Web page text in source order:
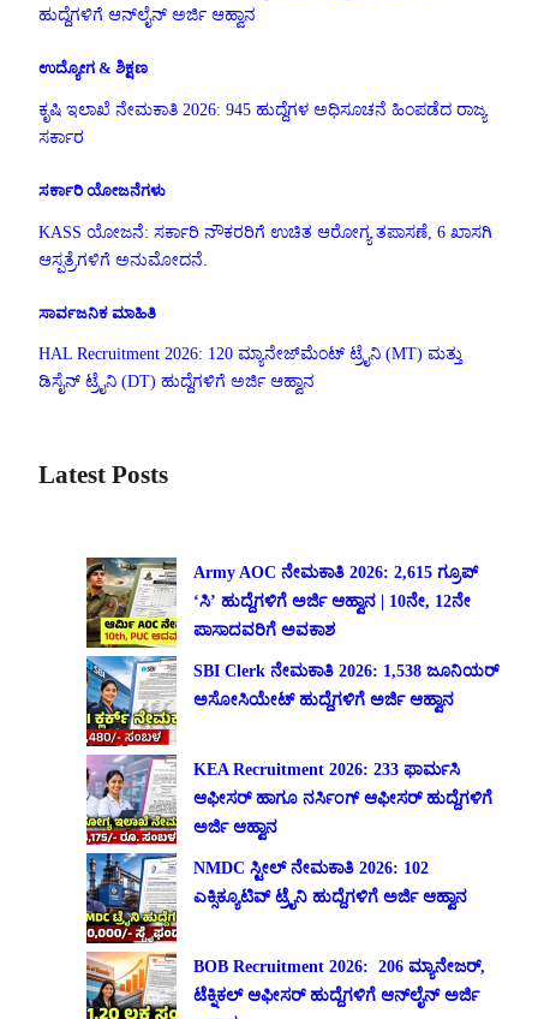
ಹುದ್ದೆಗಳಿಗೆ ಆನ್‌ಲೈನ್ ಅರ್ಜಿ ಆಹ್ವಾನ
ಉದ್ಯೋಗ & ಶಿಕ್ಷಣ
ಕೃಷಿ ಇಲಾಖೆ ನೇಮಕಾತಿ 2026: 945 ಹುದ್ದೆಗಳ ಅಧಿಸೂಚನೆ ಹಿಂಪಡೆದ ರಾಜ್ಯ
ಸರ್ಕಾರ
ಸರ್ಕಾರಿ ಯೋಜನೆಗಳು
KASS ಯೋಜನೆ: ಸರ್ಕಾರಿ ನೌಕರರಿಗೆ ಉಚಿತ ಆರೋಗ್ಯ ತಪಾಸಣೆ, 6 ಖಾಸಗಿ
ಆಸ್ಪತ್ರೆಗಳಿಗೆ ಅನುಮೋದನೆ.
ಸಾರ್ವಜನಿಕ ಮಾಹಿತಿ
HAL Recruitment 2026: 120 ಮ್ಯಾನೇಜ್‌ಮೆಂಟ್ ಟ್ರೈನಿ (MT) ಮತ್ತು
ಡಿಸೈನ್ ಟ್ರೈನಿ (DT) ಹುದ್ದೆಗಳಿಗೆ ಅರ್ಜಿ ಆಹ್ವಾನ
Latest Posts
Army AOC ನೇಮಕಾತಿ 2026: 2,615 ಗ್ರೂಪ್
‘ಸಿ’ ಹುದ್ದೆಗಳಿಗೆ ಅರ್ಜಿ ಆಹ್ವಾನ | 10ನೇ, 12ನೇ
ಪಾಸಾದವರಿಗೆ ಅವಕಾಶ
SBI Clerk ನೇಮಕಾತಿ 2026: 1,538 ಜೂನಿಯರ್
ಅಸೋಸಿಯೇಟ್ ಹುದ್ದೆಗಳಿಗೆ ಅರ್ಜಿ ಆಹ್ವಾನ
KEA Recruitment 2026: 233 ಫಾರ್ಮಸಿ
ಆಫೀಸರ್ ಹಾಗೂ ನರ್ಸಿಂಗ್ ಆಫೀಸರ್ ಹುದ್ದೆಗಳಿಗೆ
ಅರ್ಜಿ ಆಹ್ವಾನ
NMDC ಸ್ಟೀಲ್ ನೇಮಕಾತಿ 2026: 102
ಎಕ್ಸಿಕ್ಯೂಟಿವ್ ಟ್ರೈನಿ ಹುದ್ದೆಗಳಿಗೆ ಅರ್ಜಿ ಆಹ್ವಾನ
BOB Recruitment 2026: 206 ಮ್ಯಾನೇಜರ್,
ಟೆಕ್ನಿಕಲ್ ಆಫೀಸರ್ ಹುದ್ದೆಗಳಿಗೆ ಆನ್‌ಲೈನ್ ಅರ್ಜಿ